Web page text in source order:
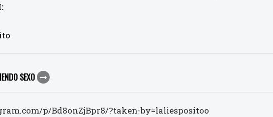
SEXO
p/Bd8onZjBpr8/?taken-by=laliespositoo